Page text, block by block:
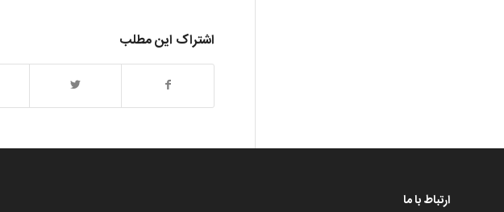
اشتراک این مطلب
ارتباط با ما